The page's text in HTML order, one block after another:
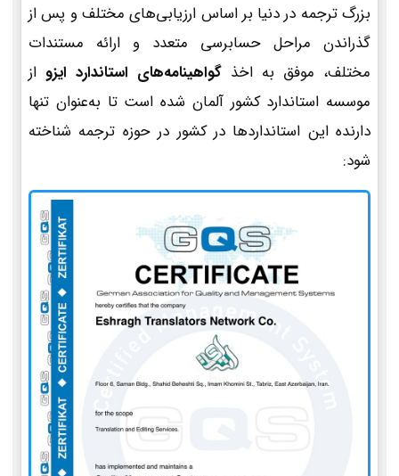
بزرگ ترجمه در دنیا بر اساس ارزیابی‌های مختلف و پس از
گذراندن مراحل حسابرسی متعدد و ارائه مستندات
مختلف، موفق به اخذ گواهینامه‌های استاندارد ایزو از
موسسه استاندارد کشور آلمان شده است تا به‌عنوان تنها
دارنده این استانداردها در کشور در حوزه ترجمه شناخته
شود: